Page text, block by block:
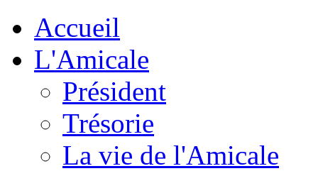
Accueil
L'Amicale
Président
Trésorie
La vie de l'Amicale